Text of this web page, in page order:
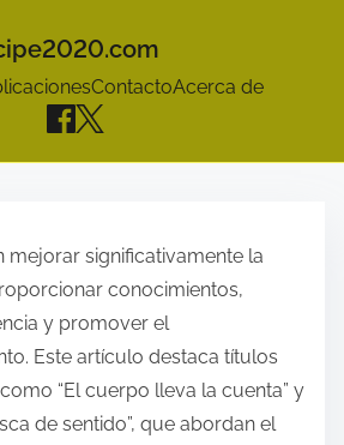
ContactoAcerca de
mejorar significativamente la
conocimientos,
y promover el
Este artículo destaca títulos
“El cuerpo lleva la cuenta” y
de sentido”, que abordan el